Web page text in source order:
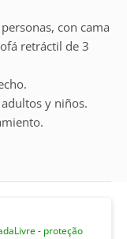
con cama
retráctil de 3
y niños.
- proteção